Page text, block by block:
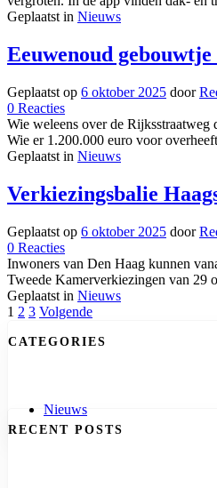
eigen
stad
hem
helpen
thuislozen
nieuwe
alle
informatie
gebundeld
Geplaatst in Nieuws
Eeuwenoud
Geplaatst op 6 oktober 2025 door
0 Reactiesop
Eeuwenoud
gebouwtje
op
staat
opnieuw
koop,
wel
met
flink
prijskaartje
Wie weleens over de Rijksstraatweg
Wie er 1.200.000 euro voor
Geplaatst in Nieuws
Verkiezingsbalie
Geplaatst op 6 oktober 2025 door
0 Reactiesop
Verkiezingsbalie
Haags
stadhuis
geopend
vragen
Inwoners van Den Haag kunnen
Tweede Kamerverkiezingen van 29
Geplaatst in Nieuws
Berichten
navigatie
1 2 3 Volgende
CATEGORIES
Nieuws
RECENT POSTS